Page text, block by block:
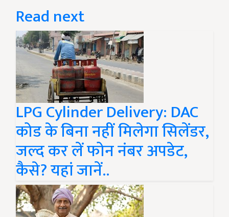
Read next
LPG Cylinder Delivery: DAC
कोड के बिना नहीं मिलेगा सिलेंडर,
जल्द कर लें फोन नंबर अपडेट,
कैसे? यहां जानें..